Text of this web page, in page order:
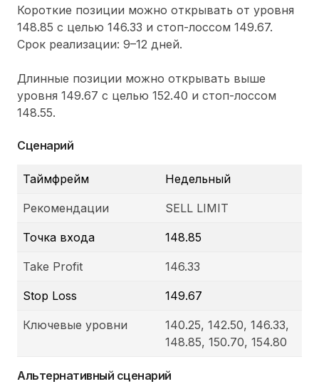
Короткие позиции можно открывать от уровня
148.85 с целью 146.33 и стоп-лоссом 149.67.
Срок реализации: 9–12 дней.
Длинные позиции можно открывать выше
уровня 149.67 с целью 152.40 и стоп-лоссом
148.55.
Сценарий
Таймфрейм Недельный
Рекомендации SELL LIMIT
Точка входа 148.85
Take Profit 146.33
Stop Loss 149.67
Ключевые уровни
140.25, 142.50, 146.33,
148.85, 150.70, 154.80
Альтернативный сценарий